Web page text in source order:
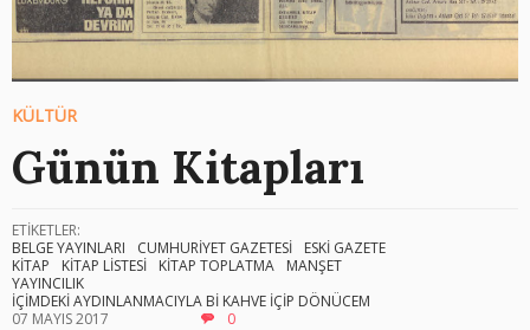
KÜLTÜR
Günün Kitapları
ETİKETLER:
BELGE YAYINLARI
CUMHURİYET GAZETESİ
ESKİ GAZETE
KİTAP
KİTAP LİSTESİ KİTAP TOPLATMA
MANŞET
YAYINCILIK
İÇİMDEKİ AYDINLANMACIYLA Bİ KAHVE İÇİP DÖNÜCEM
07 MAYIS 2017
0